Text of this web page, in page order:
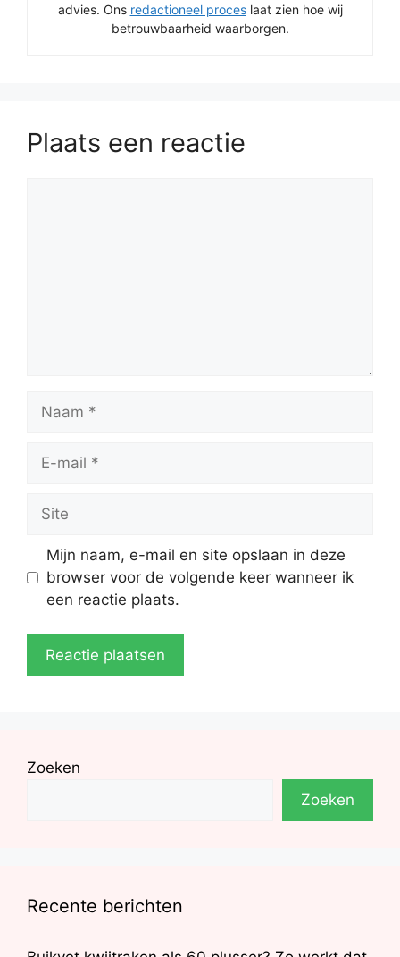
advies. Ons redactioneel proceslaat zien hoe wij
betrouwbaarheid waarborgen.
Plaats een reactie
Naam
Site
Mijn naam, e-mail en site opslaan in deze
browser voor de volgende keer wanneer ik
een reactie plaats.
Zoeken
Zoeken
Recente berichten